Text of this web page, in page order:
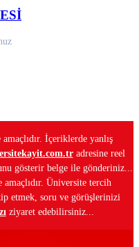
İçeriklerde yanlış
adresine reel
gösterir belge ile gönderiniz...
Üniversite tercih
etmek, soru ve görüşlerinizi
ziyaret edebilirsiniz...